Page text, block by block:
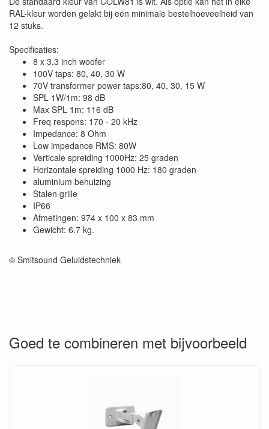
RAL-kleur worden gelakt bij een minimale bestelhoeveelheid van
12 stuks.
Specificaties:
8 x 3,3 inch woofer
100V taps: 80, 40, 30 W
70V transformer power taps:80, 40, 30, 15 W
SPL 1W/1m: 98 dB
Max SPL 1m: 116 dB
Freq respons: 170 - 20 kHz
Impedance: 8 Ohm
Low impedance RMS: 80W
Verticale spreiding 1000Hz: 25 graden
Horizontale spreiding 1000 Hz: 180 graden
aluminium behuizing
Stalen grille
IP66
Afmetingen: 974 x 100 x 83 mm
Gewicht: 6.7 kg.
© Smitsound Geluidstechniek
Goed te combineren met bijvoorbeeld